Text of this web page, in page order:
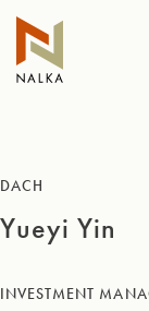
Zum
Inhalt
springen
DACH
Yueyi Yin
INVESTMENT